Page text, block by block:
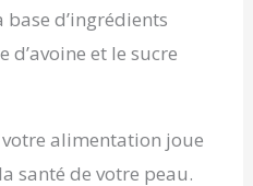
d’ingrédients
et le sucre
votre alimentation joue
santé de votre peau.